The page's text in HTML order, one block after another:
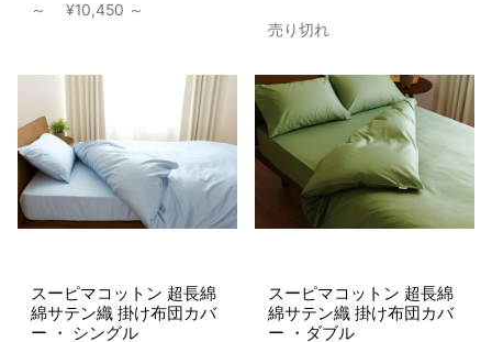
～ ¥10,450
売り切れ
スーピマコットン 超長綿
綿サテン織 掛け布団カバ
ー ・ シングル
スーピマコットン 超長綿
綿サテン織 掛け布団カバ
ー ・ダブル